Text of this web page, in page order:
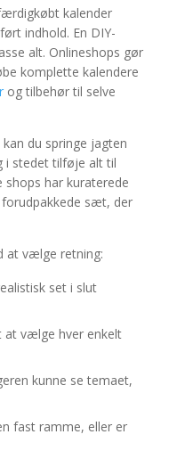
kalender
indhold. En DIY-
alt. Onlineshops gør
komplette kalendere
og tilbehør til selve
du springe jagten
i stedet tilføje alt til
har kuraterede
sæt, der
at vælge retning:
set i slut
at vælge hver enkelt
kunne se temaet,
fast ramme, eller er